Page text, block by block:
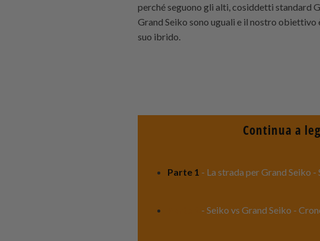
perché seguono gli alti, cosiddetti standard
Grand Seiko sono uguali e il nostro
suo ibrido.
Continua a
Parte 1 - La strada per Grand Seiko
- Seiko vs Grand Seiko -